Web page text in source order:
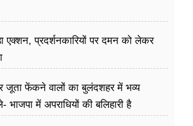
एक्शन, प्रदर्शनकारियों पर दमन को लेकर
जूता फेंकने वालों का बुलंदशहर में भव्य
में अपराधियों की बलिहारी है